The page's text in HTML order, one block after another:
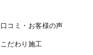
口コミ・お客様の声
こだわり施工